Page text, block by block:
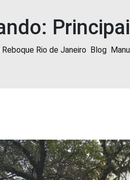
Reboque Rio de Janeiro Blog